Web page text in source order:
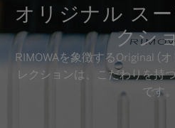
オリジナル ス
クシ
RIMOWAを象徴するOriginal (
レクションは、こだわりを持
です。